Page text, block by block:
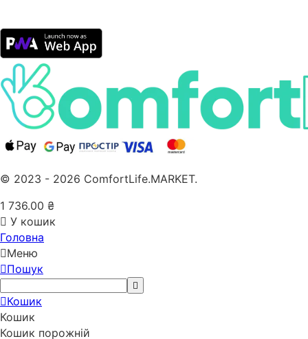
© 2023 - 2026 ComfortLife.MARKET.
1 736.00 ₴
У кошик
Головна
Меню
Пошук
Кошик
Кошик
Кошик порожній